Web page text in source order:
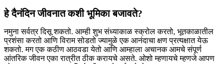
हे दैनंदिन जीवनात कशी भूमिका बजावते?
नमुना सर्वत्र दिसू शकतो. आम्ही शुभ संध्याकाळ स्क्रोल करतो, भूतकाळातील
प्रशंसा करतो आणि विराम सोडतो ज्यामुळे एक आनंदाचा क्षण प्रत्यक्षात येऊ
शकतो. मग एक कठीण आठवडा येतो आणि आम्हाला अचानक आमचे संपूर्ण
आंतरिक जीवन एका रात्रीत ठीक करायचे असते. ओशो म्हणायचे म्हणजे आपण